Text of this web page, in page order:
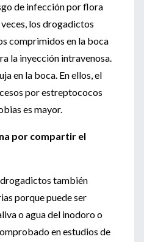
de infección por flora
los drogadictos
comprimidos en la boca
la inyección intravenosa.
en la boca. En ellos, el
por estreptococos
es mayor.
por compartir el
también
porque puede ser
o agua del inodoro o
en estudios de